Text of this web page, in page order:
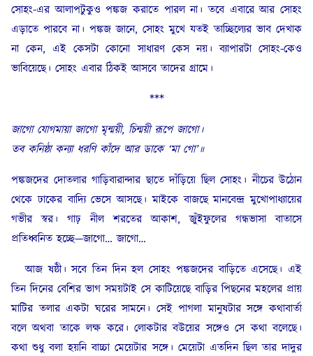
সোহং-এর আলাপটুকুও পঙ্কজ করাতে পারল না। তবে এবারে আর সোহং
এড়াতে পারবে না। পঙ্কজ জানে, সোহং মুখে যতই তাচ্ছিল্যের ভাব দেখাক
না কেন, এই কেসটা কোনো সাধারণ কেস নয়। ব্যাপারটা সোহং-কেও
ভাবিয়েছে। সোহং এবার ঠিকই আসবে তাদের গ্রামে।
***
জাগো যোগমায়া জাগো মৃন্ময়ী, চিন্ময়ী রূপে জাগো।
তব কনিষ্ঠা কন্যা ধরণি কাঁদে আর ডাকে ‘মা গো’॥
পঙ্কজদের দোতলার গাড়িবারান্দার ছাতে দাঁড়িয়ে ছিল সোহং। নীচের উঠোন
থেকে ঢাকের বাদ্যি ভেসে আসছে। মাইকে বাজছে মানবেন্দ্র মুখোপাধ্যায়ের
গভীর স্বর। গাঢ় নীল শরতের আকাশ, জুঁইফুলের গন্ধভাসা বাতাসে
প্রতিধ্বনিত হচ্ছে—জাগো… জাগো…
আজ ষষ্ঠী। সবে তিন দিন হল সোহং পঙ্কজদের বাড়িতে এসেছে। এই
তিন দিনের বেশির ভাগ সময়টাই সে কাটিয়েছে বাড়ির পিছনের মহলের প্রায়
মাটির তলার একটা ঘরের সামনে। সেই পাগলা মানুষটার সঙ্গে কথাবার্তা
বলে অথবা তাকে লক্ষ করে। লোকটার বউয়ের সঙ্গেও সে কথা বলেছে।
কথা শুধু বলা হয়নি বাচ্চা মেয়েটার সঙ্গে। মেয়েটা এতদিন ছিল তার দাদুর